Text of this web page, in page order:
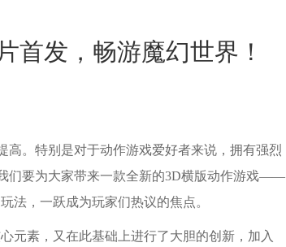
首发，畅游魔幻世界！
。特别是对于动作游戏爱好者来说，拥有强烈
们要为大家带来一款全新的3D横版动作游戏——
法，一跃成为玩家们热议的焦点。
元素，又在此基础上进行了大胆的创新，加入